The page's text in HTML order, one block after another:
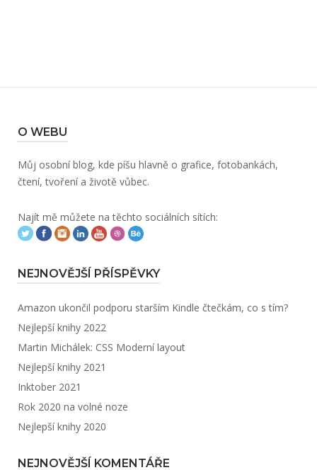
O WEBU
Můj osobní blog, kde píšu hlavně o grafice, fotobankách,
čtení, tvoření a životě vůbec.
Najít mě můžete na těchto sociálních sítích:
NEJNOVĚJŠÍ PŘÍSPĚVKY
Amazon ukončil podporu starším Kindle čtečkám, co s tím?
Nejlepší knihy 2022
Martin Michálek: CSS Moderní layout
Nejlepší knihy 2021
Inktober 2021
Rok 2020 na volné noze
Nejlepší knihy 2020
NEJNOVĚJŠÍ KOMENTÁŘE